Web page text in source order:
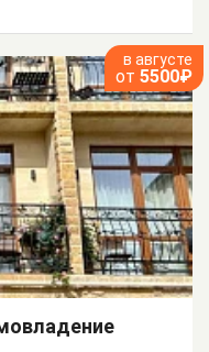
в августе
от 5500₽